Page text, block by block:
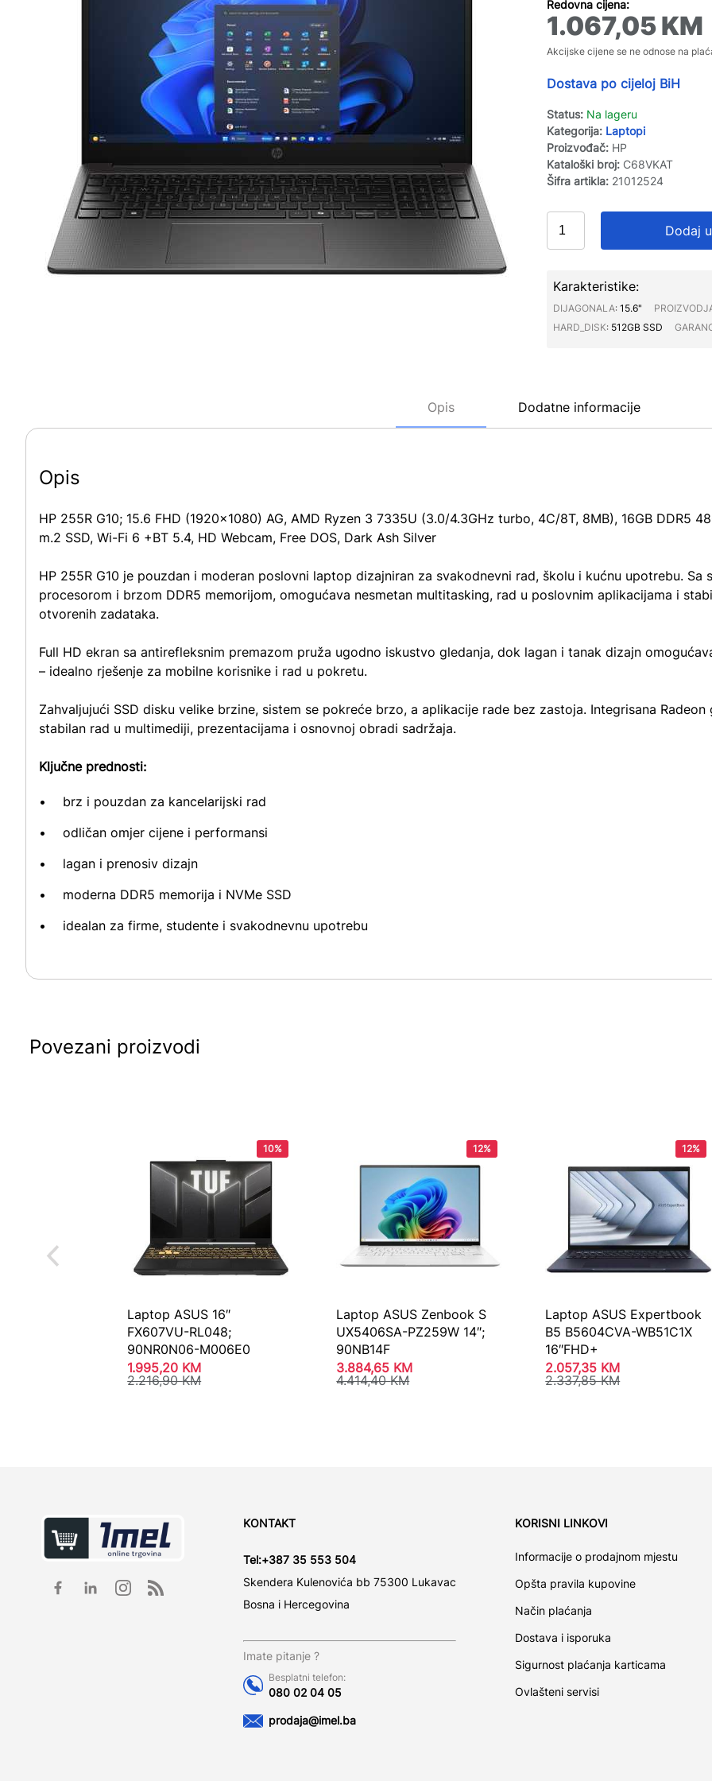
Redovna cijena:
1.067,05KM
Akcijske cijene se ne odnose na
Dostava po cijeloj BiH
Status: Na lageru
Kategorija: Laptopi
Proizvođač: HP
Kataloški broj: C68VKAT
Šifra artikla: 21012524
Dodaj
Karakteristike:
DIJAGONALA∶ 15.6"
HARD_DISK∶ 512GB SSD
Opis Dodatne informacije
Opis
HP 255R G10; 15.6 FHD (1920×1080) AG, AMD Ryzen 3 7335U (3.0/4.3GHz turbo, 4C/8T, 8MB), 16GB DDR5
m.2 SSD, Wi-Fi 6 +BT 5.4, HD Webcam, Free DOS, Dark Ash Silver
HP 255R G10 je pouzdan i moderan poslovni laptop dizajniran za svakodnevni rad, školu i kućnu upotrebu. Sa
procesorom i brzom DDR5 memorijom, omogućava nesmetan multitasking, rad u poslovnim aplikacijama i
otvorenih zadataka.
Full HD ekran sa antirefleksnim premazom pruža ugodno iskustvo gledanja, dok lagan i tanak dizajn
– idealno rješenje za mobilne korisnike i rad u pokretu.
Zahvaljujući SSD disku velike brzine, sistem se pokreće brzo, a aplikacije rade bez zastoja. Integrisana
stabilan rad u multimediji, prezentacijama i osnovnoj obradi sadržaja.
Ključne prednosti:
brz i pouzdan za kancelarijski rad
odličan omjer cijene i performansi
lagan i prenosiv dizajn
moderna DDR5 memorija i NVMe SSD
idealan za firme, studente i svakodnevnu upotrebu
Povezani proizvodi
10%
Laptop ASUS 16″
FX607VU-RL048;
90NR0N06-M006E0
1.995,20 KM
2.216,90KM
12%
Laptop ASUS Zenbook S
UX5406SA-PZ259W 14″;
90NB14F
3.884,65 KM
4.414,40KM
12%
Laptop ASUS Expertbook
B5 B5604CVA-WB51C1X
16″FHD+
2.057,35 KM
2.337,85KM
KONTAKT
Tel:+387 35 553 504
Skendera Kulenovića bb 75300 Lukavac
Bosna i Hercegovina
Imate pitanje ?
Besplatni telefon:
080 02 04 05
prodaja@imel.ba
KORISNI LINKOVI
Informacije o prodajnom mjestu
Opšta pravila kupovine
Način plaćanja
Dostava i isporuka
Sigurnost plaćanja karticama
Ovlašteni servisi